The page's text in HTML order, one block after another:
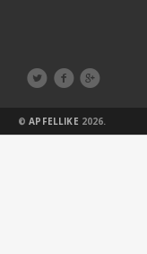
  
©APFELLIKE 2026.